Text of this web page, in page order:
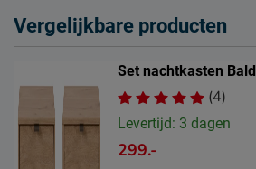
Vergelijkbare producten
Set nachtkasten
(4)
Levertijd: 3 dagen
299.-